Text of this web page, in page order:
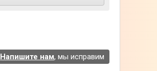
Напишите нам, мы исправим